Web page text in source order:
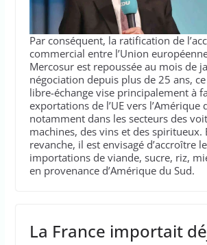
Par conséquent, la ratification de
commercial entre l’Union
Mercosur est repoussée au mois de
négociation depuis plus de 25 ans,
libre-échange vise principalement à
exportations de l’UE vers l’Amérique
notamment dans les secteurs des
machines, des vins et des spiritueux.
revanche, il est envisagé d’accroître
importations de viande, sucre, riz,
en provenance d’Amérique du Sud.
La France importait